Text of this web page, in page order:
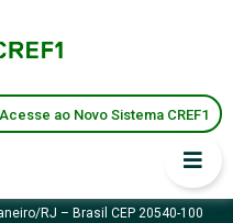
Acesse ao Novo Sistema CREF1
21
RJ – Brasil CEP 20540-100